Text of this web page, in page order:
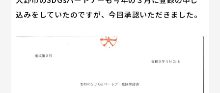
込みをしていたのですが、今回承認いただきました。